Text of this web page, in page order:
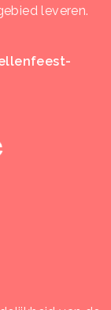
leveren.